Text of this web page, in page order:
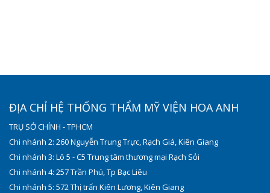
ĐỊA CHỈ HỆ THỐNG THẨM MỸ VIỆN HOA ANH
TRỤ SỞ CHÍNH - TPHCM
Chi nhánh 2: 260 Nguyễn Trung Trực, Rạch Giá, Kiên Giang
Chi nhánh 3: Lô 5 - C5 Trung tâm thương mại Rạch Sỏi
Chi nhánh 4: 257 Trần Phú, Tp Bạc Liêu
Chi nhánh 5: 572 Thị trấn Kiên Lương, Kiên Giang